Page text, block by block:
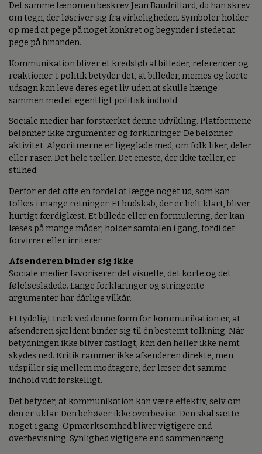
Det samme fænomen beskrev Jean Baudrillard, da han skrev
om tegn, der løsriver sig fra virkeligheden. Symboler holder
op med at pege på noget konkret og begynder i stedet at
pege på hinanden.
Kommunikation bliver et kredsløb af billeder, referencer og
reaktioner. I politik betyder det, at billeder, memes og korte
udsagn kan leve deres eget liv uden at skulle hænge
sammen med et egentligt politisk indhold.
Sociale medier har forstærket denne udvikling. Platformene
belønner ikke argumenter og forklaringer. De belønner
aktivitet. Algoritmerne er ligeglade med, om folk liker, deler
eller raser. Det hele tæller. Det eneste, der ikke tæller, er
stilhed.
Derfor er det ofte en fordel at lægge noget ud, som kan
tolkes i mange retninger. Et budskab, der er helt klart, bliver
hurtigt færdiglæst. Et billede eller en formulering, der kan
læses på mange måder, holder samtalen i gang, fordi det
forvirrer eller irriterer.
Afsenderen binder sig ikke
Sociale medier favoriserer det visuelle, det korte og det
følelsesladede. Lange forklaringer og stringente
argumenter har dårlige vilkår.
Et tydeligt træk ved denne form for kommunikation er, at
afsenderen sjældent binder sig til én bestemt tolkning. Når
betydningen ikke bliver fastlagt, kan den heller ikke nemt
skydes ned. Kritik rammer ikke afsenderen direkte, men
udspiller sig mellem modtagere, der læser det samme
indhold vidt forskelligt.
Det betyder, at kommunikation kan være effektiv, selv om
den er uklar. Den behøver ikke overbevise. Den skal sætte
noget i gang. Opmærksomhed bliver vigtigere end
overbevisning. Synlighed vigtigere end sammenhæng.